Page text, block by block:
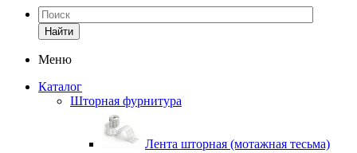
Найти
Меню
Каталог
Шторная фурнитура
Лента шторная (мотажная тесьма)